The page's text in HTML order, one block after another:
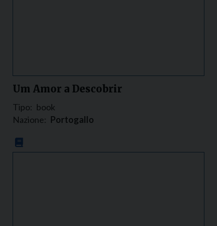
Um Amor a Descobrir
Tipo: book
Nazione: Portogallo